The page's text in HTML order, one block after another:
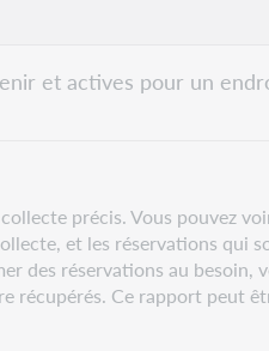
et actives pour un
précis. Vous pouvez
et les réservations qui
des réservations au besoin,
récupérés. Ce rapport peut